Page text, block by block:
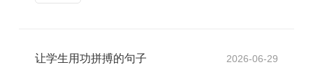
让学生用功拼搏的句子 2026-06-29